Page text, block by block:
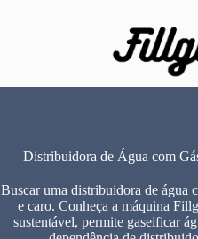
Distribuidora de Água com
Buscar uma distribuidora de água
e caro. Conheça a máquina
sustentável, permite gaseificar